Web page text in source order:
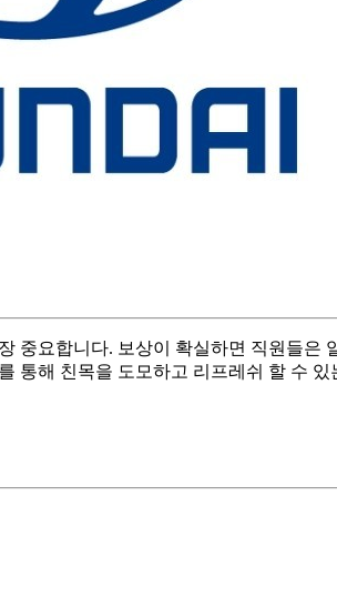
중요합니다. 보상이 확실하면 직원들
통해 친목을 도모하고 리프레쉬 할 수 있